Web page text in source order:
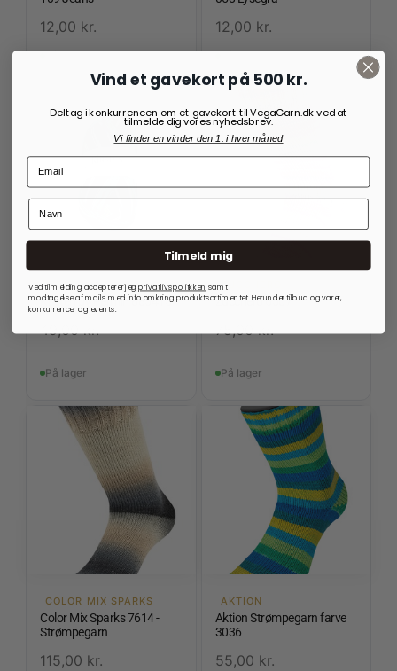
12,00 kr.
På lager
12,00 kr.
På lager
KIRSTEN
Kirsten by Permin 885415
49,00kr.
På lager
ZUCCHERO
Zucchero 6507
75,00kr.
På lager
COLOR MIX SPARKS
Color Mix Sparks 7614 -
Strømpegarn
115,00 kr.
AKTION
Aktion Strømpegarn farve
3036
55,00 kr.
Vind et gavekort på 500 kr.
Deltag i konkurrencen om et gavekort til VegaGarn.dk ved at
tilmelde dig vores nyhedsbrev.
Vi finder en vinder den 1. i hver måned
Tilmeld mig
Ved tilmelding accepterer jegprivatlivspolitkken samt
modtagelse af mails med info omkring produktsortimentet. Herunder tilbud og varer,
konkurrencer og events.